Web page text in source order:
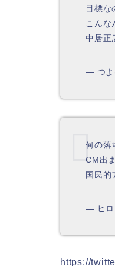
目標な
こんな
中居正
— つよ
何の落
CM出
国民的
— ヒロ
https://